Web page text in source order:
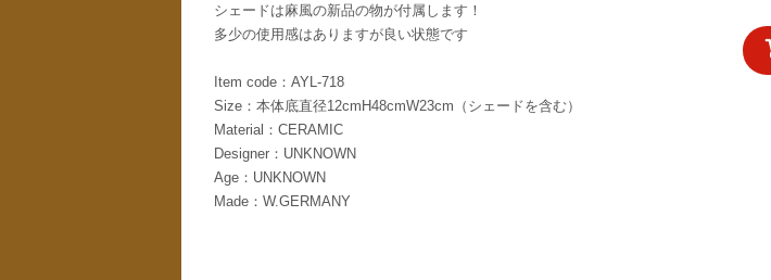
シェードは麻風の新品の物が付属します！
多少の使用感はありますが良い状態です
Item code：AYL-718
Size：本体底直径12cmH48cmW23cm（シェードを含む）
Material：CERAMIC
Designer：UNKNOWN
Age：UNKNOWN
Made：W.GERMANY